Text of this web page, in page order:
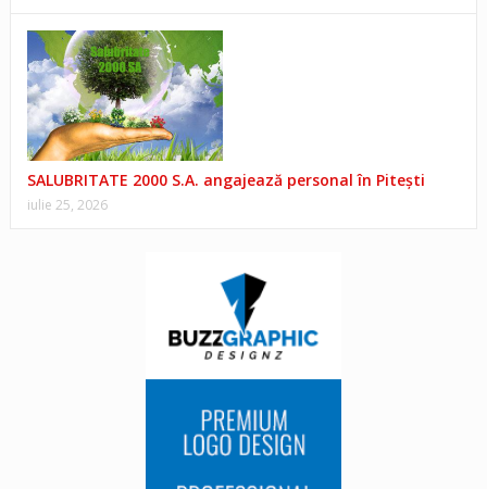
SALUBRITATE 2000 S.A. angajează personal în Pitești
iulie 25, 2026